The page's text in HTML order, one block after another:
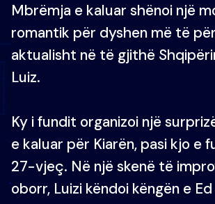
Mbrëmja e kaluar shënoi një
romantik për dyshen më të
aktualisht në të gjithë
Luiz.
Ky i fundit organizoi një
e kaluar për Kiarën, pasi kjo e
27-vjeç. Në një skenë të
oborr, Luizi këndoi këngën e